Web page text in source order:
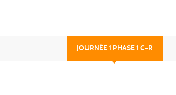
JOURNÉE 1 PHASE 1 C-R